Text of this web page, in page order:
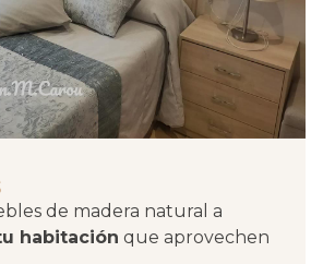
de madera natural a
habitación que aprovechen